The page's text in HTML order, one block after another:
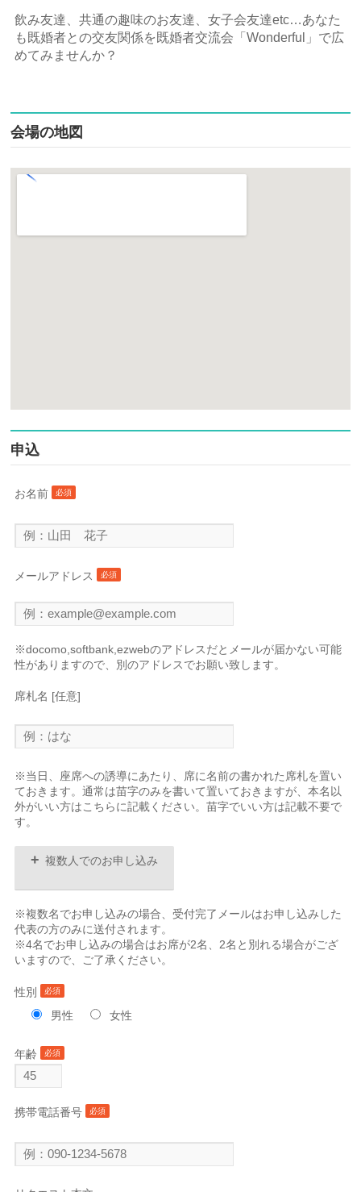
飲み友達、共通の趣味のお友達、女子会友達etc…あなた
も既婚者との交友関係を既婚者交流会「Wonderful」で広
めてみませんか？
会場の地図
申込
お名前 必須
メールアドレス 必須
※docomo,softbank,ezwebのアドレスだとメールが届かない可能
性がありますので、別のアドレスでお願い致します。
席札名 [任意]
※当日、座席への誘導にあたり、席に名前の書かれた席札を置い
ておきます。通常は苗字のみを書いて置いておきますが、本名以
外がいい方はこちらに記載ください。苗字でいい方は記載不要で
す。
+ 複数人でのお申し込み
※複数名でお申し込みの場合、受付完了メールはお申し込みした
代表の方のみに送付されます。
※4名でお申し込みの場合はお席が2名、2名と別れる場合がござ
いますので、ご了承ください。
性別 必須
男性 女性
年齢 必須
携帯電話番号 必須